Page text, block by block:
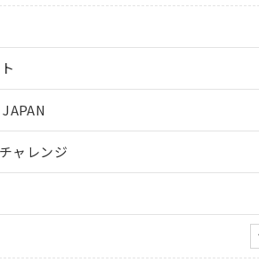
ャレンジ